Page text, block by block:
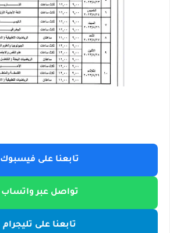
تابعنا على فيسبوك
تواصل عبر واتساب
تابعنا على تليجرام